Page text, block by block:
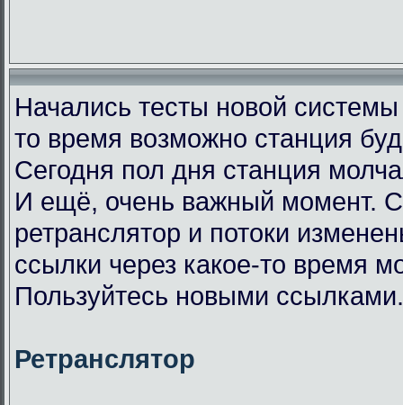
Начались тесты новой
то время возможно станция
Сегодня пол дня станция
И ещё, очень важный момент.
ретранслятор и потоки
ссылки через какое-то время
Пользуйтесь новыми ссылками.
Ретранслятор